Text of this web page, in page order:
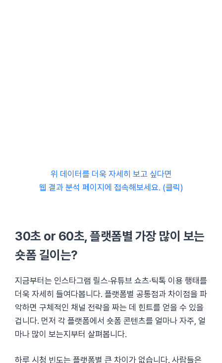
위 데이터를 더욱 자세히 보고 싶다면
웹 결과 분석 페이지에 접속해보세요. (클릭)
30초 or 60초, 플랫폼별 가장 많이 보는
숏폼 길이는?
지금부터는 인스타그램 릴스·유튜브 쇼츠·틱톡 이용 행태를
더욱 자세히 들여다봅니다. 플랫폼별 공통점과 차이점을 파
악하면 구체적인 채널 전략을 짜는 데 힌트를 얻을 수 있을
겁니다. 먼저 각 플랫폼에서 숏폼 콘텐츠를 얼마나 자주, 얼
마나 많이 보는지부터 살펴봅니다.
하루 시청 빈도는 플랫폼별 큰 차이가 없습니다. 사람들은